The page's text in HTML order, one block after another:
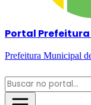
Portal
Prefeitura Municipal